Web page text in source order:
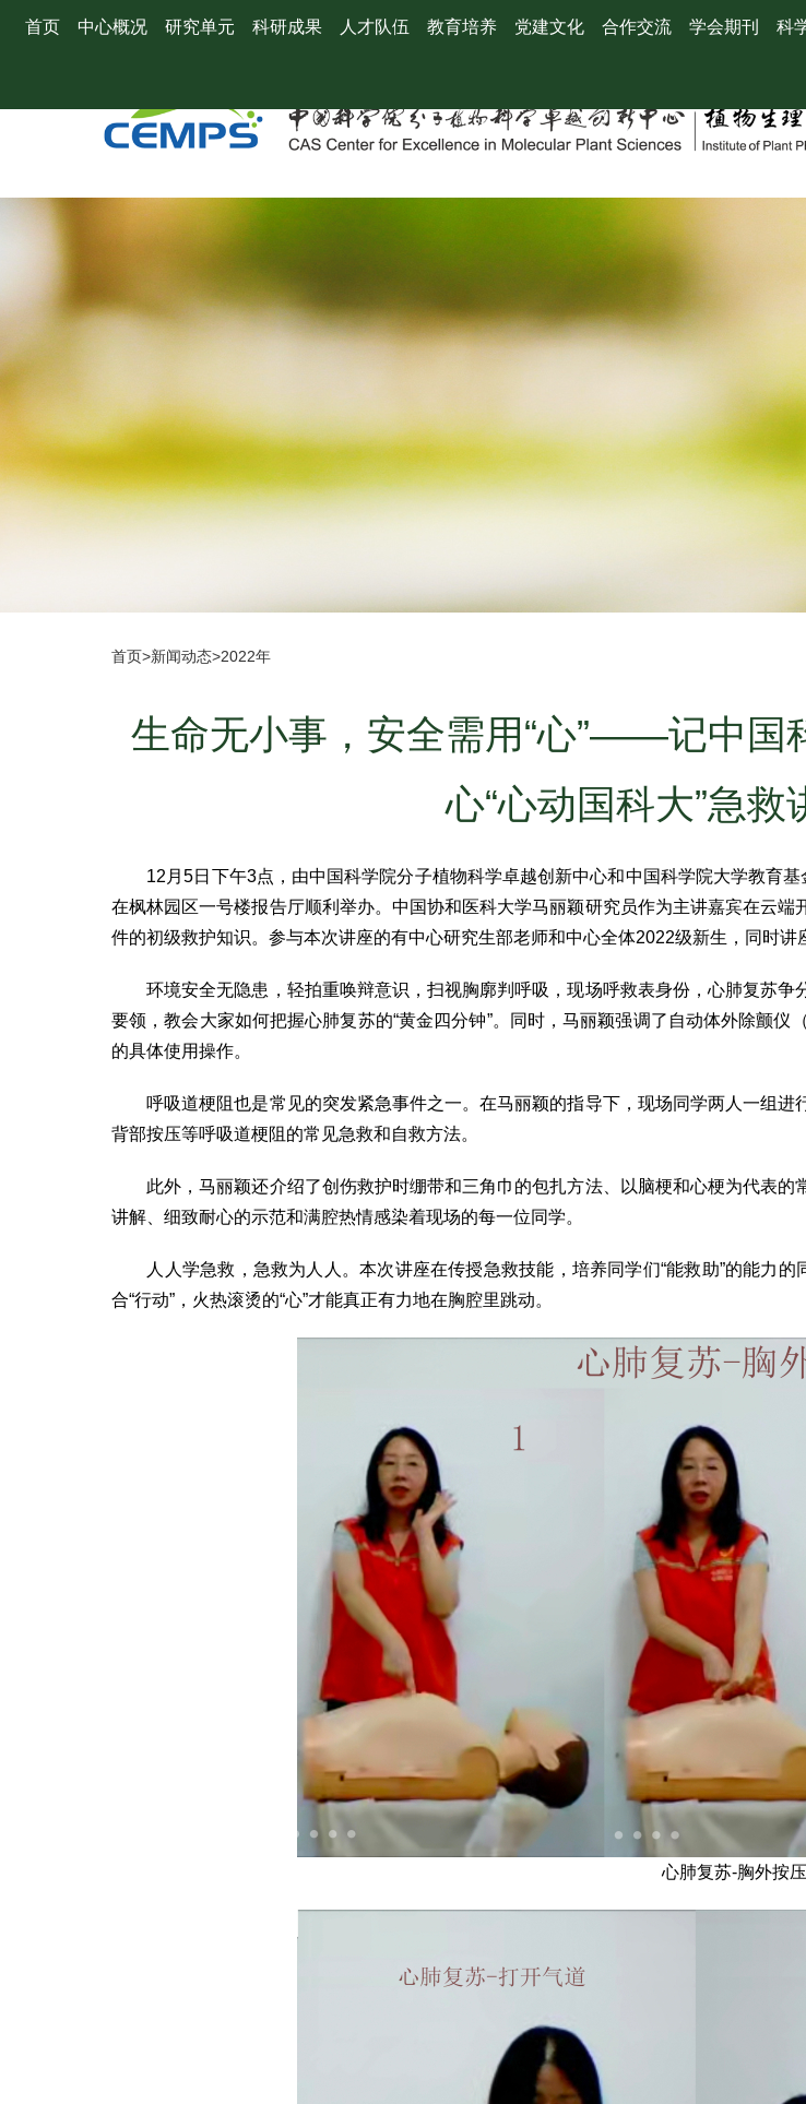
首页 中心概况 研究单元 科研成果 人才队伍 教育培养 党建文化 合作交流 学会期刊 科
首页>新闻动态>2022年
生命无小事，安全需用“心”——记中国
心“心动国科大”急
12月5日下午3点，由中国科学院分子植物科学卓越创新中心和中国科学院大学教育基
在枫林园区一号楼报告厅顺利举办。中国协和医科大学马丽颖研究员作为主讲嘉宾在云
件的初级救护知识。参与本次讲座的有中心研究生部老师和中心全体2022级新生，同时讲
环境安全无隐患，轻拍重唤辩意识，扫视胸廓判呼吸，现场呼救表身份，心肺复苏争
要领，教会大家如何把握心肺复苏的“黄金四分钟”。同时，马丽颖强调了自动体外除颤
的具体使用操作。
呼吸道梗阻也是常见的突发紧急事件之一。在马丽颖的指导下，现场同学两人一组进
背部按压等呼吸道梗阻的常见急救和自救方法。
此外，马丽颖还介绍了创伤救护时绷带和三角巾的包扎方法、以脑梗和心梗为代表的
讲解、细致耐心的示范和满腔热情感染着现场的每一位同学。
人人学急救，急救为人人。本次讲座在传授急救技能，培养同学们“能救助”的能力的
合“行动”，火热滚烫的“心”才能真正有力地在胸腔里跳动。
心肺复苏-胸外按压